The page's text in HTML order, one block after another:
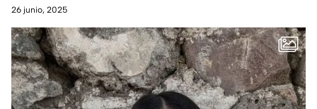
26 junio, 2025